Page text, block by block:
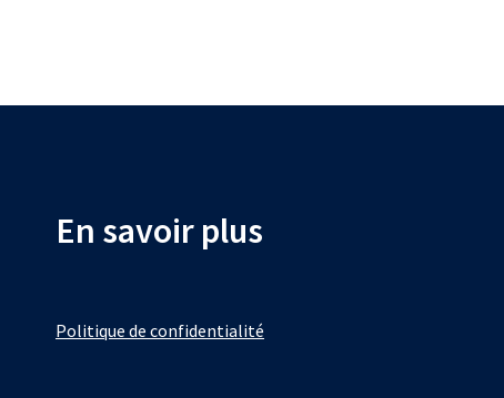
En savoir plus
Politique de confidentialité